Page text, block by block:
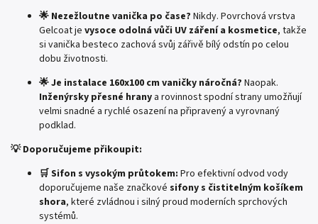
🌟 Nezežloutne vanička po čase? Nikdy. Povrchová vrstva
Gelcoat je vysoce odolná vůči UV záření a kosmetice, takže
si vanička besteco zachová svůj zářivě bílý odstín po celou
dobu životnosti.
🌟 Je instalace 160x100 cm vaničky náročná? Naopak.
Inženýrsky přesné hrany a rovinnost spodní strany umožňují
velmi snadné a rychlé osazení na připravený a vyrovnaný
podklad.
💡 Doporučujeme přikoupit:
🛒 Sifon s vysokým průtokem: Pro efektivní odvod vody
doporučujeme naše značkové sifony s čistitelným košíkem
shora, které zvládnou i silný proud moderních sprchových
systémů.